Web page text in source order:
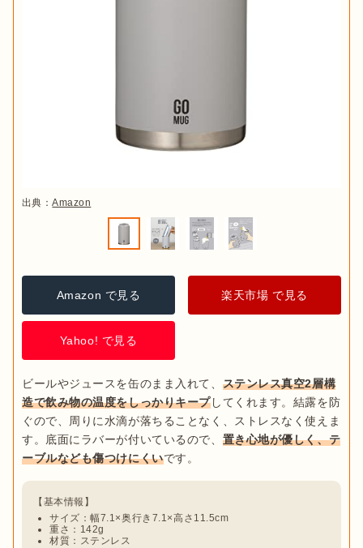
出典：Amazon
Amazon で見る 楽天市場 で見る
Yahoo! で見る
ビールやジュースを缶のまま入れて、 ステンレス真空2層構
造で飲み物の温度をしっかりキープしてくれます。結露を防
ぐので、周りに水滴が落ちることなく、ストレスなく使えま
す。底面にラバーが付いているので、 置き心地が優しく、テ
ーブルなども傷つけにくい
サイズ：幅7.1×奥行き7.1×高さ11.5cm
重さ：142g
材質：ステンレス